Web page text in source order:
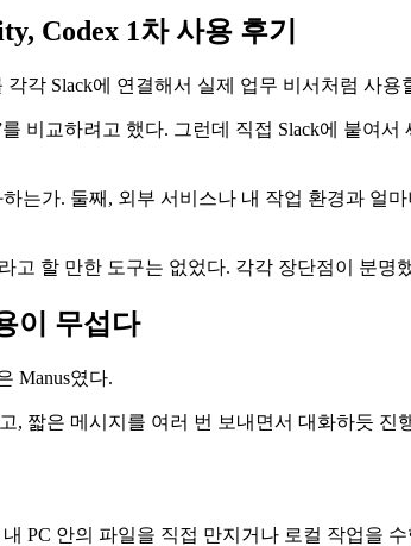
Codex 1차 사용 후기
각각 Slack에 연결해서 실제 업무 비서처럼 사
비교하려고 했다. 그런데 직접 Slack에 붙여
는가. 둘째, 외부 서비스나 내 작업 환경과
고 할 만한 도구는 없었다. 각각 장단점이 분
이 무섭다
Manus였다.
, 짧은 메시지를 여러 번 보내면서 대화하듯
PC 안의 파일을 직접 만지거나 로컬 작업을